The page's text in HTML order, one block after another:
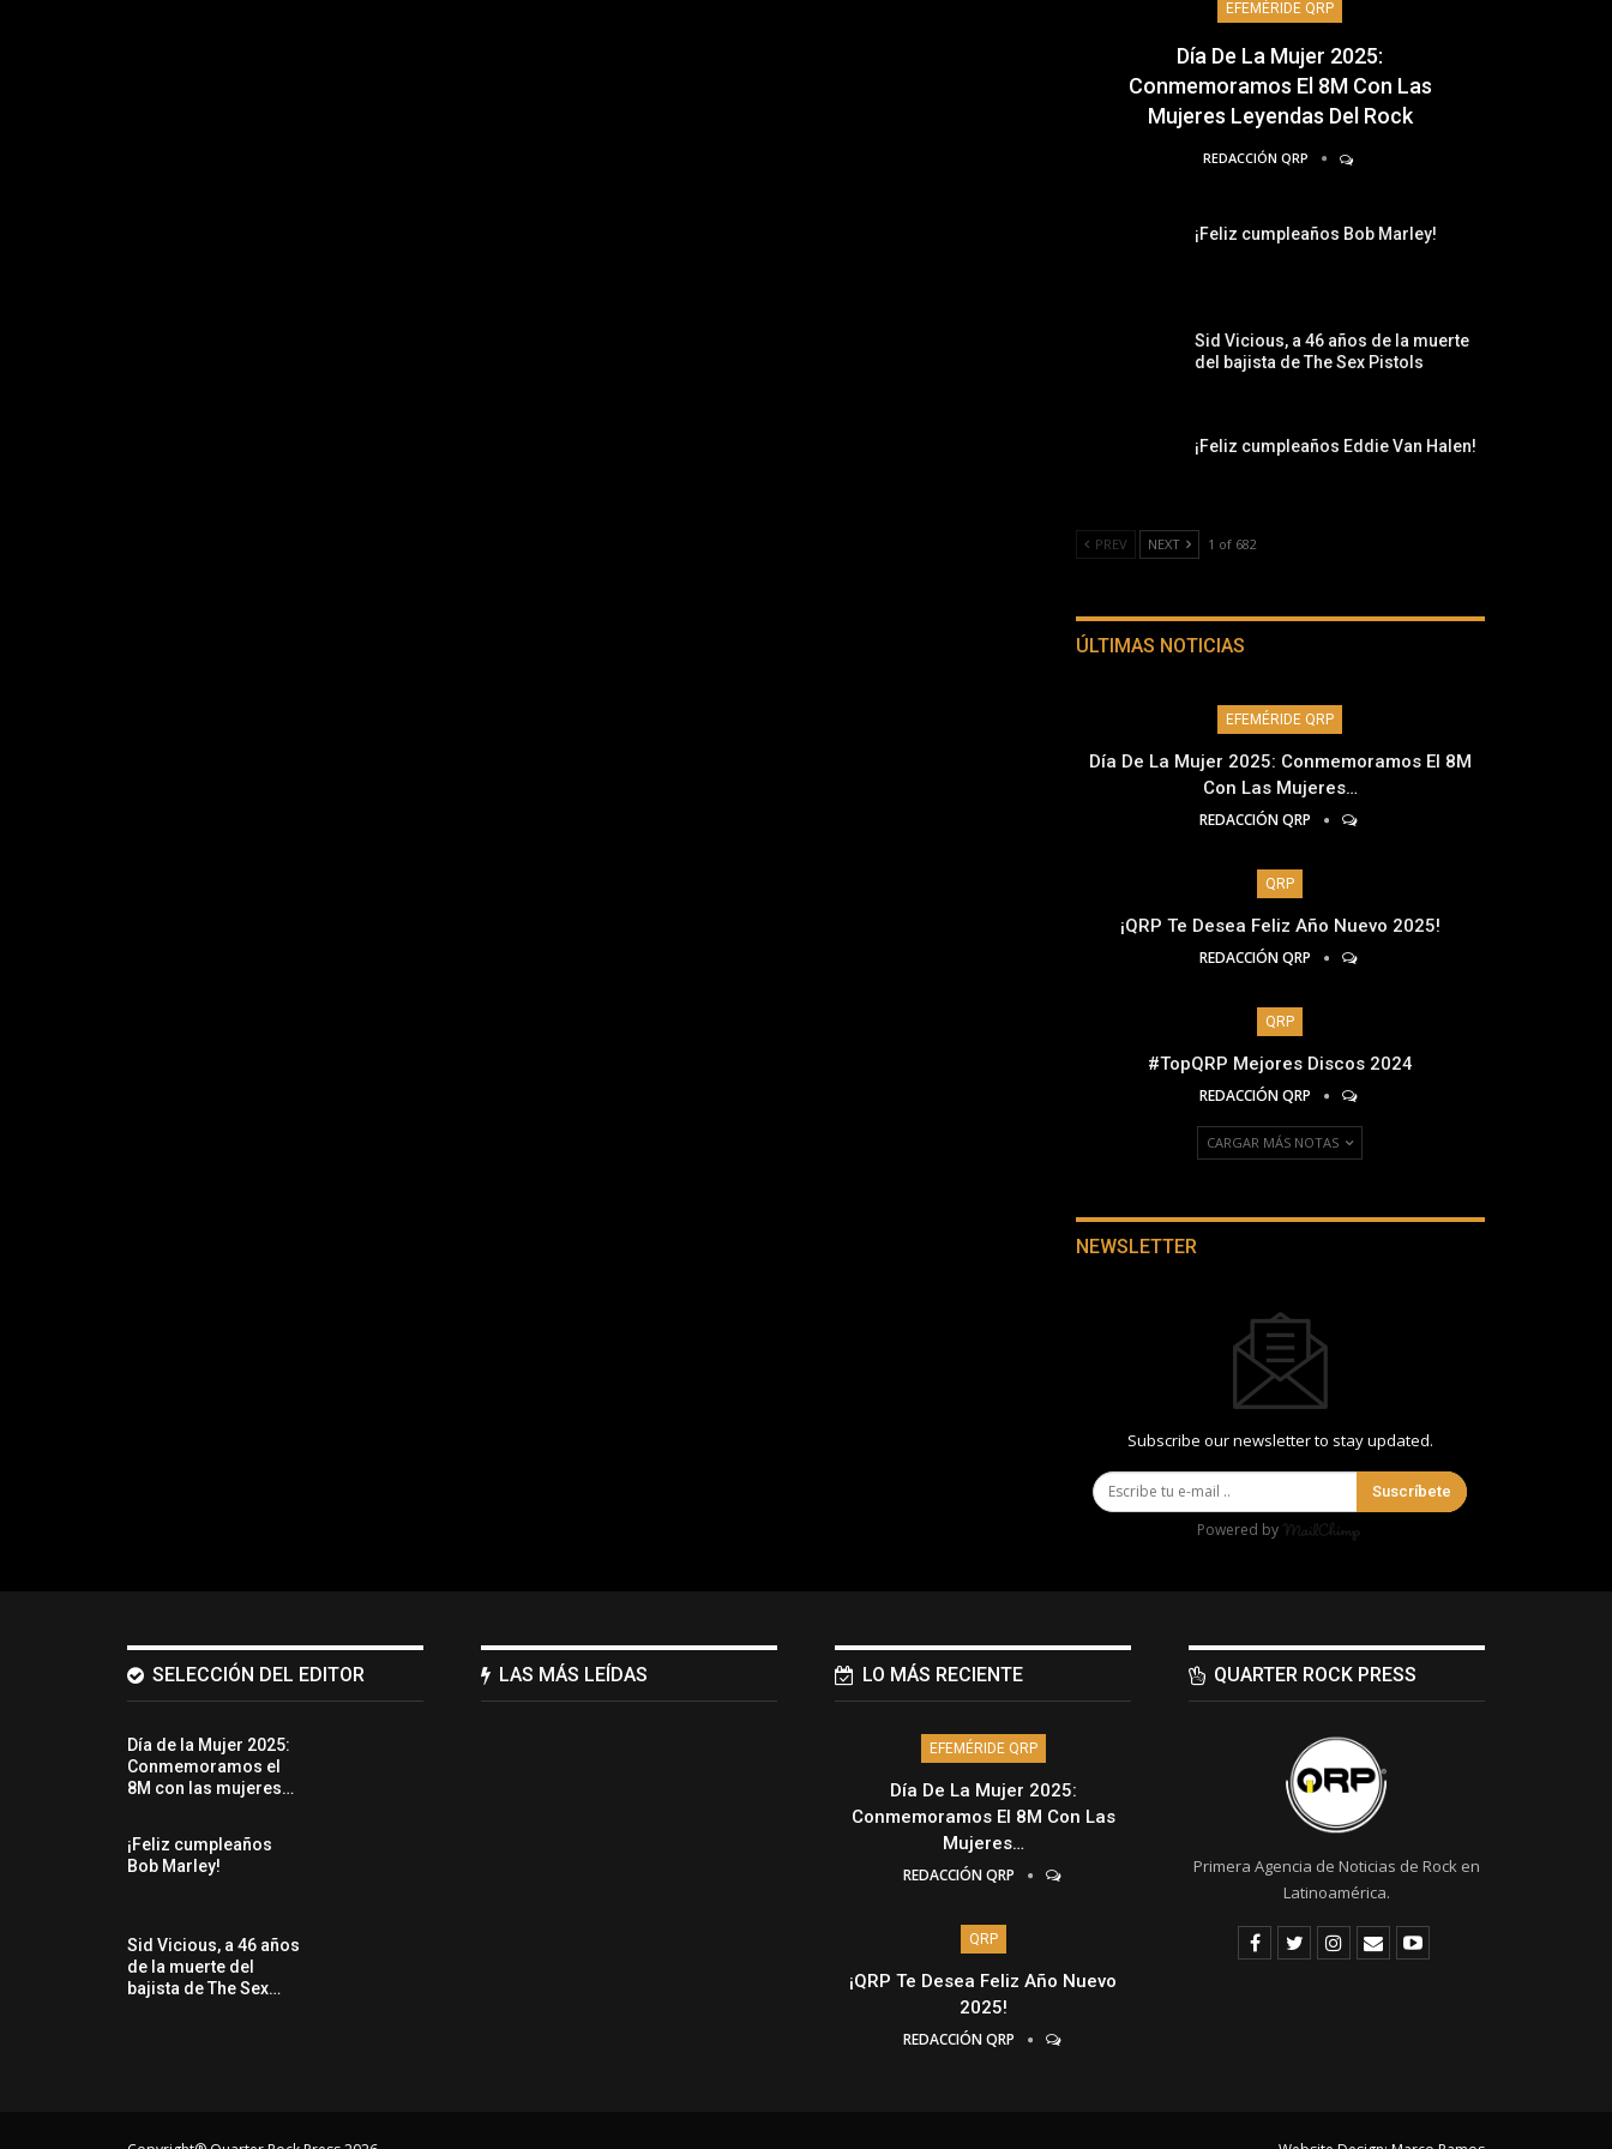
EFEMÉRIDE QRP
Día De La Mujer 2025:
Conmemoramos El 8M Con Las
Mujeres Leyendas Del Rock
REDACCIÓN QRP
¡Feliz cumpleaños Bob Marley!
Sid Vicious, a 46 años de la muerte
del bajista de The Sex Pistols
¡Feliz cumpleaños Eddie Van Halen!
PREV NEXT 1 of 682
ÚLTIMAS NOTICIAS
EFEMÉRIDE QRP
Día De La Mujer 2025: Conmemoramos El 8M
Con Las Mujeres…
REDACCIÓN QRP
QRP
¡QRP Te Desea Feliz Año Nuevo 2025!
REDACCIÓN QRP
QRP
#TopQRP Mejores Discos 2024
REDACCIÓN QRP
CARGAR MÁS NOTAS
NEWSLETTER
Subscribe our newsletter to stay updated.
Suscríbete
Powered by
SELECCIÓN DEL EDITOR
Día de la Mujer 2025:
Conmemoramos el
8M con las mujeres…
¡Feliz cumpleaños
Bob Marley!
Sid Vicious, a 46 años
de la muerte del
bajista de The Sex…
LAS MÁS LEÍDAS LO MÁS RECIENTE
EFEMÉRIDE QRP
Día De La Mujer 2025:
Conmemoramos El 8M Con Las
Mujeres…
REDACCIÓN QRP
QRP
¡QRP Te Desea Feliz Año Nuevo
2025!
REDACCIÓN QRP
QUARTER ROCK PRESS
Primera Agencia de Noticias de Rock en
Latinoamérica.